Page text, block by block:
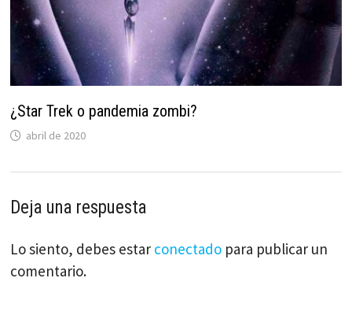
¿Star Trek o pandemia zombi?
abril de 2020
Deja una respuesta
Lo siento, debes estar conectado para publicar un
comentario.